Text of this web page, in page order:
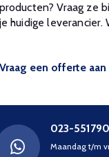
producten? Vraag ze
je huidige leverancier.
Vraag een offerte aan
023-
Maandag t/m